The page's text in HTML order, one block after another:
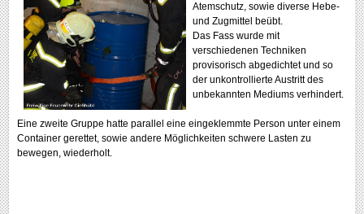
Atemschutz, sowie diverse Hebe-
und Zugmittel beübt.
Das Fass wurde mit
verschiedenen Techniken
provisorisch abgedichtet und so
der unkontrollierte Austritt des
unbekannten Mediums verhindert.
Eine zweite Gruppe hatte parallel eine eingeklemmte Person unter einem
Container gerettet, sowie andere Möglichkeiten schwere Lasten zu
bewegen, wiederholt.